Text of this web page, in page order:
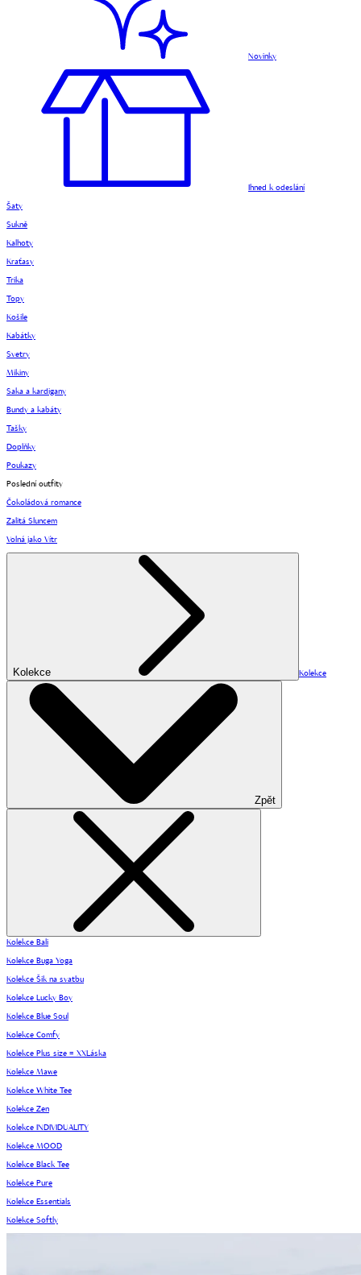
Novinky
Ihned k odeslání
Šaty
Sukně
Kalhoty
Kraťasy
Trika
Topy
Košile
Kabátky
Svetry
Mikiny
Saka a kardigany
Bundy a kabáty
Tašky
Doplňky
Poukazy
Poslední outfity
Čokoládová romance
Zalitá Sluncem
Volná jako Vítr
Kolekce Kolekce
Zpět
Kolekce Bali
Kolekce Buga Yoga
Kolekce Šik na svatbu
Kolekce Lucky Boy
Kolekce Blue Soul
Kolekce Comfy
Kolekce Plus size = XXLáska
Kolekce Mawe
Kolekce White Tee
Kolekce Zen
Kolekce INDIVIDUALITY
Kolekce MOOD
Kolekce Black Tee
Kolekce Pure
Kolekce Essentials
Kolekce Softly